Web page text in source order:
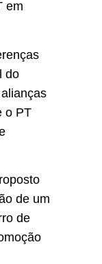
em
do
o PT
de um
de